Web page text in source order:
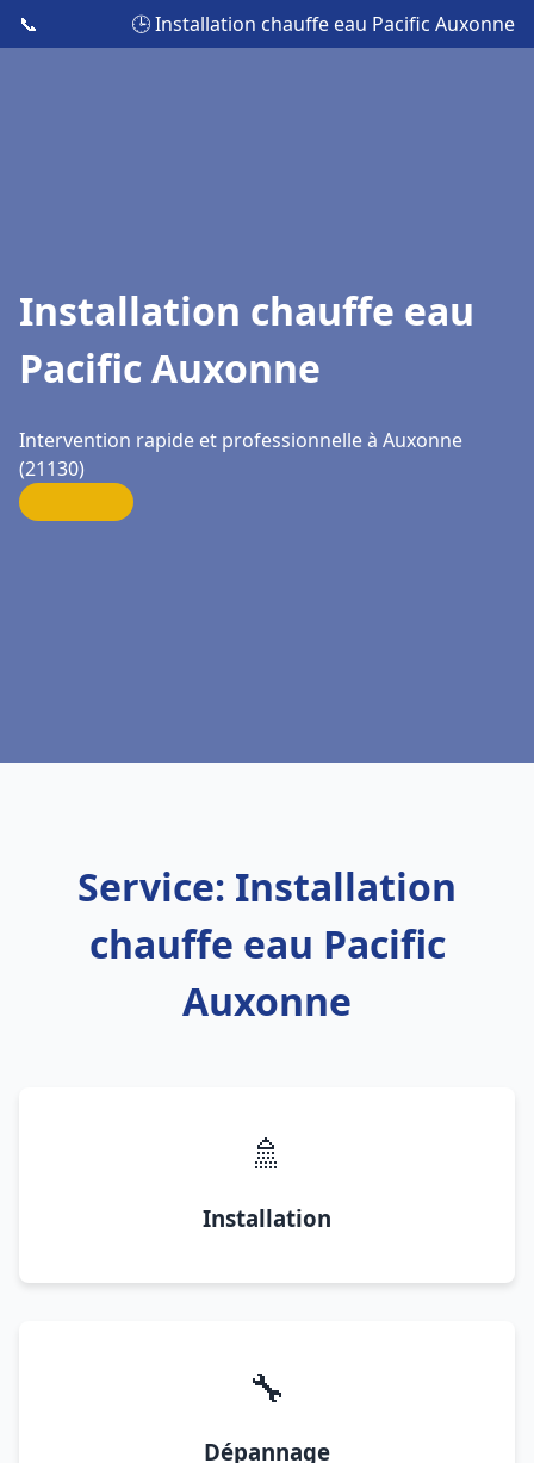
📞 🕒 Installation chauffe eau Pacific Auxonne
Installation chauffe eau
Pacific Auxonne
Intervention rapide et professionnelle à Auxonne
(21130)
Service: Installation
chauffe eau Pacific
Auxonne
🚿
Installation
🔧
Dépannage